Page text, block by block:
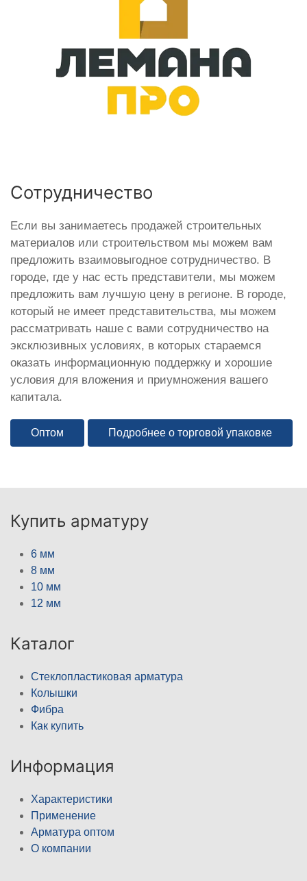
Сотрудничество
Если вы занимаетесь продажей строительных
материалов или строительством мы можем вам
предложить взаимовыгодное сотрудничество. В
городе, где у нас есть представители, мы можем
предложить вам лучшую цену в регионе. В городе,
который не имеет представительства, мы можем
рассматривать наше с вами сотрудничество на
эксклюзивных условиях, в которых стараемся
оказать информационную поддержку и хорошие
условия для вложения и приумножения вашего
капитала.
Оптом Подробнее о торговой упаковке
Купить арматуру
6 мм
8 мм
10 мм
12 мм
Каталог
Стеклопластиковая арматура
Колышки
Фибра
Как купить
Информация
Характеристики
Применение
Арматура оптом
О компании